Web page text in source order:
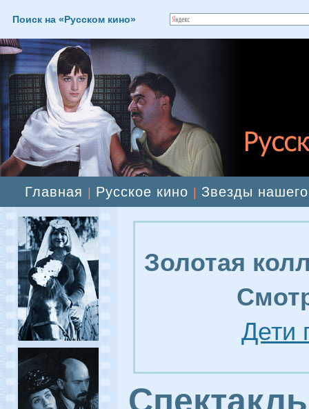
Поиск на «Русском кино»
Главная Русское кино Звезды
Золотая
Дети